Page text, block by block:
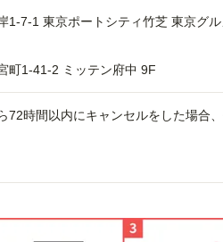
1-7-1 東京ポートシティ竹芝 東京グ
町1-41-2 ミッテン府中 9F
72時間以内にキャンセルをした場合